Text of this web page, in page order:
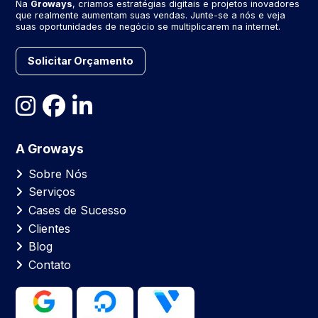
Na Groways, criamos estratégias digitais e projetos inovadores
que realmente aumentam suas vendas. Junte-se a nós e veja
suas oportunidades de negócio se multiplicarem na internet.
Solicitar Orçamento
A Groways
Sobre Nós
Serviços
Cases de Sucesso
Clientes
Blog
Contato